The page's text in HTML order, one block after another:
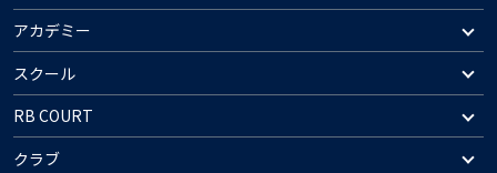
アカデミー
スクール
RB COURT
クラブ